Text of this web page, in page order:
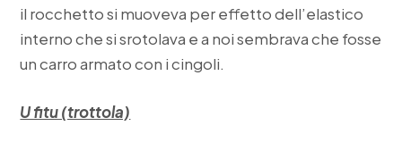
il rocchetto si muoveva per effetto dell’elastico
interno che si srotolava e a noi sembrava che fosse
un carro armato con i cingoli.
U fitu (trottola)